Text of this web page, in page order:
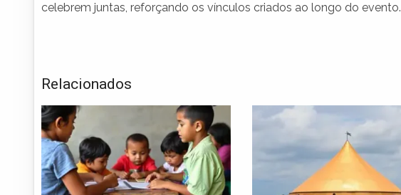
celebrem juntas, reforçando os vínculos criados ao longo do evento.
Relacionados